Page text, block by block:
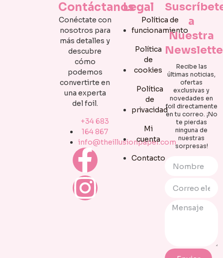
Contáctanos
Conéctate con
nosotros para
más detalles y
descubre
cómo
podemos
convertirte en
una experta
del foil.
+34 683
164 867
info@theillusionpaper.com
Legal
Política de
funcionamiento
Política
de
cookies
Política
de
privacidad
Mi
cuenta
Contacto
a
Nuestra
Recibe las
últimas noticias,
ofertas
exclusivas y
novedades en
foil directamente
en tu correo. ¡No
te pierdas
ninguna de
nuestras
sorpresas!